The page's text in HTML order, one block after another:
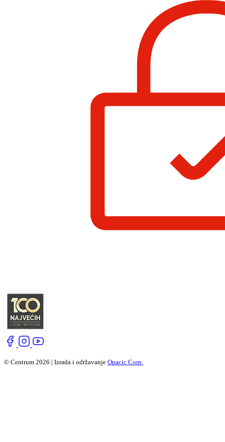
© Centrum 2026 | Izrada i održavanje Opacic Corp.